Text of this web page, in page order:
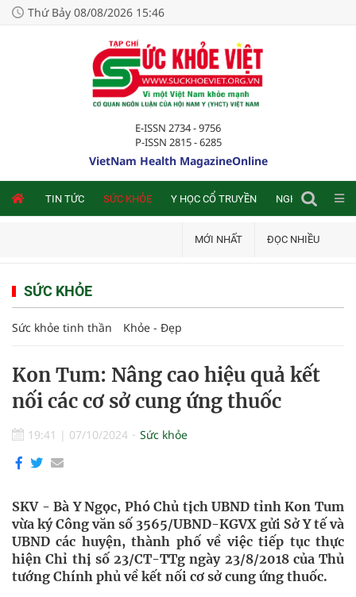
Thứ Bảy 08/08/2026 15:46
E-ISSN 2734 - 9756
P-ISSN 2815 - 6285
VietNam Health MagazineOnline
TIN TỨC SỨC KHỎE Y HỌC CỔ TRUYỀN NGHIÊN CỨU
MỚI NHẤT ĐỌC NHIỀU
SỨC KHỎE
Sức khỏe tinh thần Khỏe - Đẹp
Kon Tum: Nâng cao hiệu quả kết
nối các cơ sở cung ứng thuốc
19:41 | 07/10/2024 Sức khỏe
SKV - Bà Y Ngọc, Phó Chủ tịch UBND tỉnh Kon Tum
vừa ký Công văn số 3565/UBND-KGVX gửi Sở Y tế và
UBND các huyện, thành phố về việc tiếp tục thực
hiện Chỉ thị số 23/CT-TTg ngày 23/8/2018 của Thủ
tướng Chính phủ về kết nối cơ sở cung ứng thuốc.